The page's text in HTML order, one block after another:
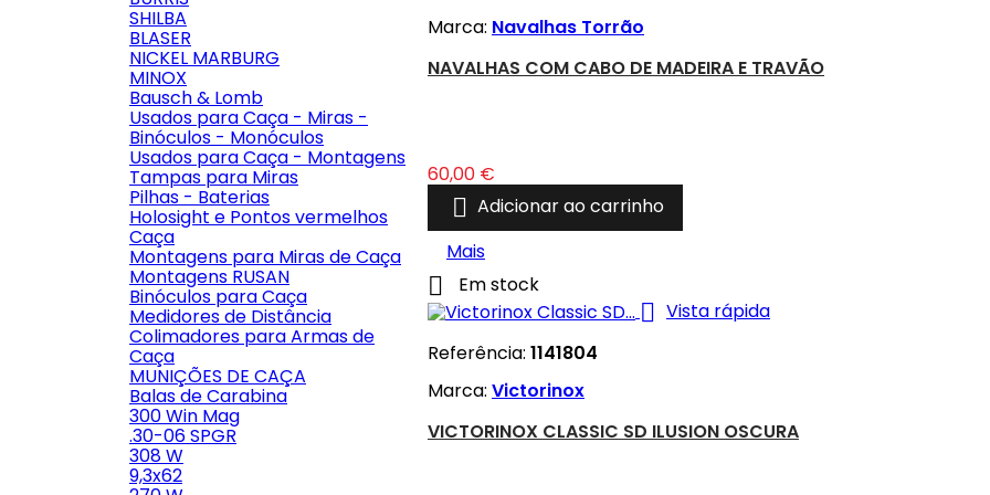
SHILBA
BLASER
NICKEL MARBURG
MINOX
Bausch & Lomb
Usados para Caça - Miras -
Binóculos - Monóculos
Usados para Caça - Montagens
Tampas para Miras
Pilhas - Baterias
Holosight e Pontos vermelhos
Caça
Montagens para Miras de Caça
Montagens RUSAN
Binóculos para Caça
Medidores de Distância
Colimadores para Armas de
Caça
MUNIÇÕES DE CAÇA
Balas de Carabina
300 Win Mag
.30-06 SPGR
308 W
9,3x62
Marca: Navalhas Torrão
NAVALHAS COM CABO DE MADEIRA E TRAVÃO
Preço
60,00 €
 Adicionar ao carrinho
Mais
 Em stock
 Vista rápida
Referência: 1141804
Marca: Victorinox
VICTORINOX CLASSIC SD ILUSION OSCURA